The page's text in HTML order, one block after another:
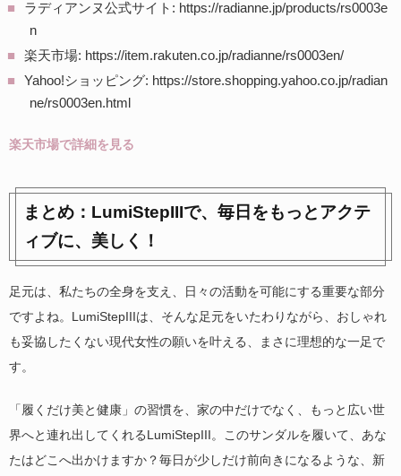
ラディアンヌ公式サイト: https://radianne.jp/products/rs0003e
n
楽天市場: https://item.rakuten.co.jp/radianne/rs0003en/
Yahoo!ショッピング: https://store.shopping.yahoo.co.jp/radian
ne/rs0003en.html
楽天市場で詳細を見る
まとめ：LumiStepIIIで、毎日をもっとアクテ
ィブに、美しく！
足元は、私たちの全身を支え、日々の活動を可能にする重要な部分
ですよね。LumiStepIIIは、そんな足元をいたわりながら、おしゃれ
も妥協したくない現代女性の願いを叶える、まさに理想的な一足で
す。
「履くだけ美と健康」の習慣を、家の中だけでなく、もっと広い世
界へと連れ出してくれるLumiStepIII。このサンダルを履いて、あな
たはどこへ出かけますか？毎日が少しだけ前向きになるような、新